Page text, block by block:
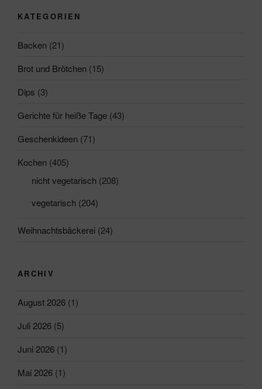
KATEGORIEN
Backen (21)
Brot und Brötchen (15)
Dips (3)
Gerichte für heiße Tage (43)
Geschenkideen (71)
Kochen (405)
nicht vegetarisch (208)
vegetarisch (204)
Weihnachtsbäckerei (24)
ARCHIV
August 2026 (1)
Juli 2026 (5)
Juni 2026 (1)
Mai 2026 (1)